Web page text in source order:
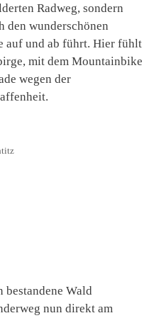
Radweg, sondern
den wunderschönen
auf und ab führt. Hier fühlt
mit dem Mountainbike
wegen der
bestandene Wald
nun direkt am